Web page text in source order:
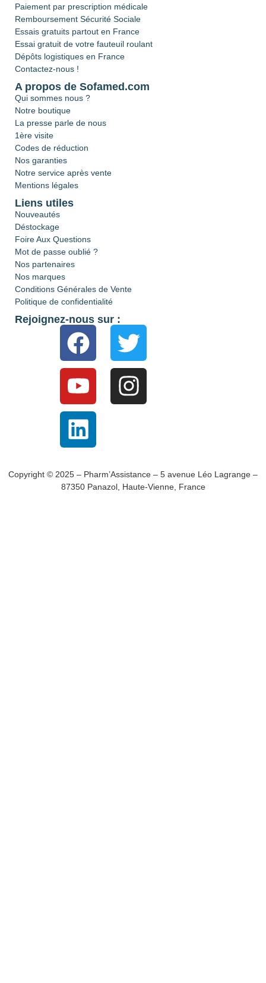
Paiement par prescription médicale
Remboursement Sécurité Sociale
Essais gratuits partout en France
Essai gratuit de votre fauteuil roulant
Dépôts logistiques en France
Contactez-nous !
A propos de Sofamed.com
Qui sommes nous ?
Notre boutique
La presse parle de nous
1ère visite
Codes de réduction
Nos garanties
Notre service après vente
Mentions légales
Liens utiles
Nouveautés
Déstockage
Foire Aux Questions
Mot de passe oublié ?
Nos partenaires
Nos marques
Conditions Générales de Vente
Politique de confidentialité
Rejoignez-nous sur :
Copyright © 2025 – Pharm’Assistance – 5 avenue Léo Lagrange –
87350 Panazol, Haute-Vienne, France